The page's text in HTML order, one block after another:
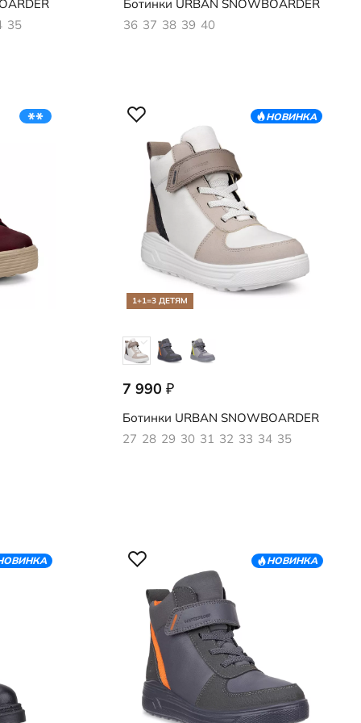
35
Ботинки URBAN SNOWBOARDER
36 37 38 39 40
НОВИНКА
1+1=3 ДЕТЯМ
7 990 ₽
722412/61882
Ботинки URBAN SNOWBOARDER
27 28 29 30 31 32 33 34 35
НОВИНКА